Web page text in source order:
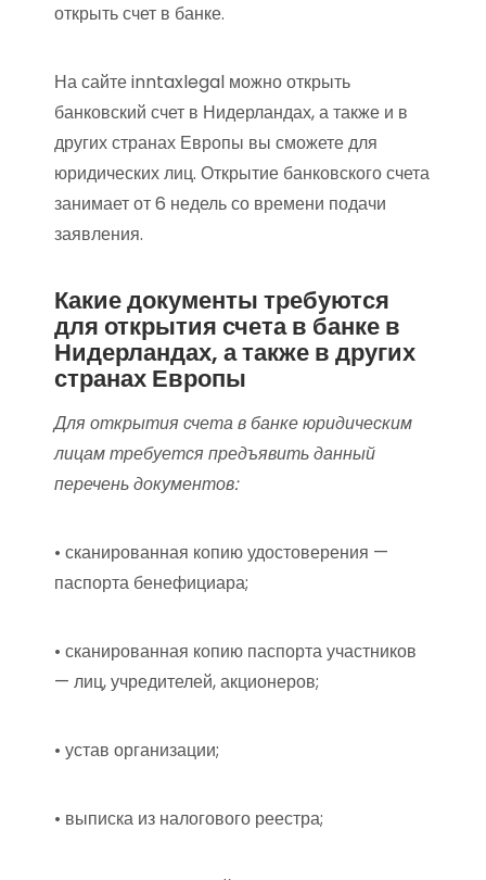
открыть счет в банке.
На сайте inntaxlegal можно открыть
банковский счет в Нидерландах, а также и в
других странах Европы вы сможете для
юридических лиц. Открытие банковского счета
занимает от 6 недель со времени подачи
заявления.
Какие документы требуются
для открытия счета в банке в
Нидерландах, а также в других
странах Европы
Для открытия счета в банке юридическим
лицам требуется предъявить данный
перечень документов:
• сканированная копию удостоверения —
паспорта бенефициара;
• сканированная копию паспорта участников
— лиц, учредителей, акционеров;
• устав организации;
• выписка из налогового реестра;